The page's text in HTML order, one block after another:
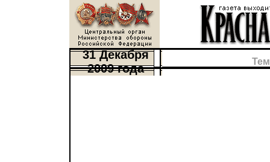
31 Декабря
2009 года